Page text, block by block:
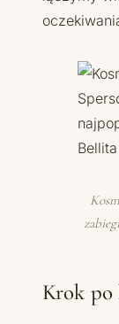
Krok po